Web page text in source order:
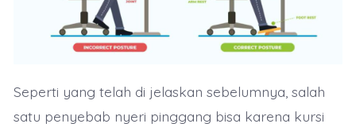
Seperti yang telah di jelaskan sebelumnya, salah
satu penyebab nyeri pinggang bisa karena kursi